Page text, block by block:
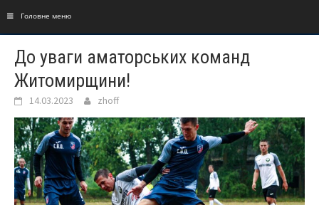
Головне меню
До уваги аматорських команд
Житомирщини!
14.03.2023 zhoff